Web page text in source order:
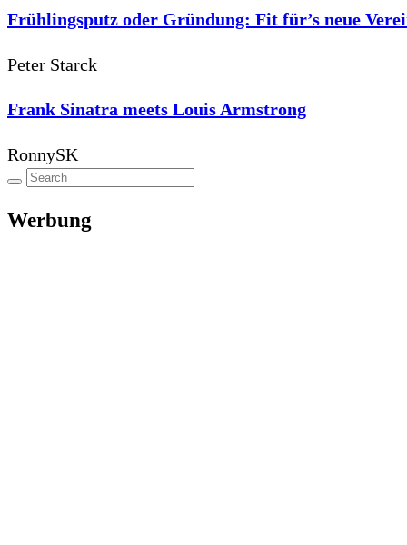
Frühlingsputz oder Gründung: Fit für’s neue
Peter Starck
Frank Sinatra meets Louis Armstrong
RonnySK
Werbung